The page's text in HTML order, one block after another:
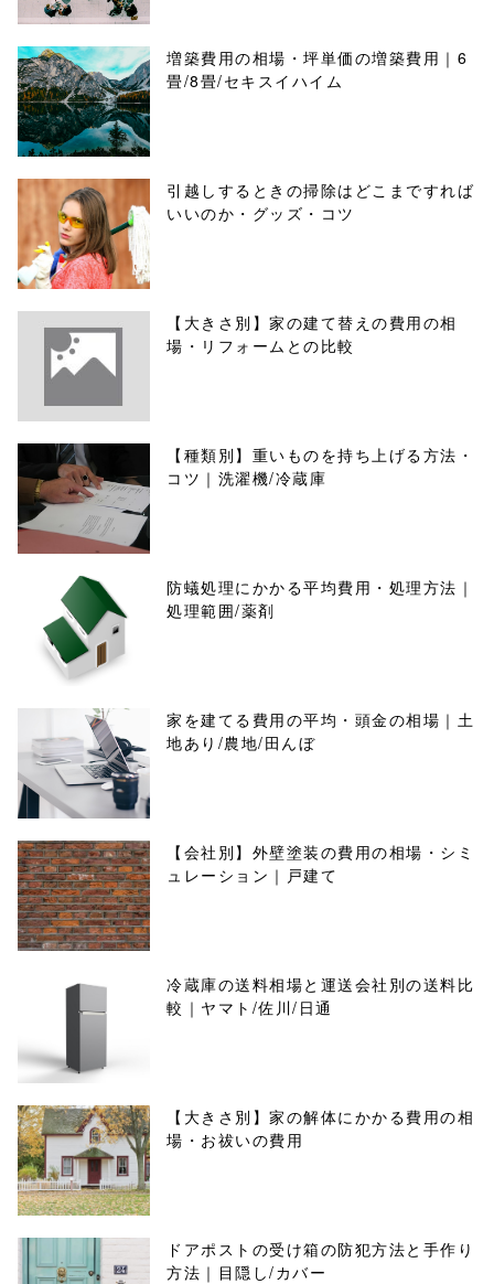
増築費用の相場・坪単価の増築費用｜6
畳/8畳/セキスイハイム
引越しするときの掃除はどこまですれば
いいのか・グッズ・コツ
【大きさ別】家の建て替えの費用の相
場・リフォームとの比較
【種類別】重いものを持ち上げる方法・
コツ｜洗濯機/冷蔵庫
防蟻処理にかかる平均費用・処理方法｜
処理範囲/薬剤
家を建てる費用の平均・頭金の相場｜土
地あり/農地/田んぼ
【会社別】外壁塗装の費用の相場・シミ
ュレーション｜戸建て
冷蔵庫の送料相場と運送会社別の送料比
較｜ヤマト/佐川/日通
【大きさ別】家の解体にかかる費用の相
場・お祓いの費用
ドアポストの受け箱の防犯方法と手作り
方法｜目隠し/カバー